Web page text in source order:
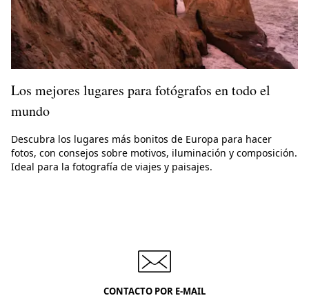
Los mejores lugares para fotógrafos en todo el
mundo
Descubra los lugares más bonitos de Europa para hacer
fotos, con consejos sobre motivos, iluminación y composición.
Ideal para la fotografía de viajes y paisajes.
CONTACTO POR E-MAIL